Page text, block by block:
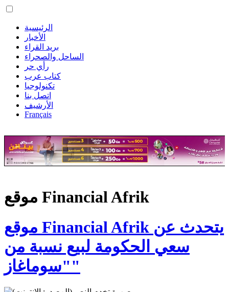
الرئيسية
الأخبار
بريد القراء
الساحل والصحراء
رأي حر
كتاب عرب
تكنولوجيا
اتصل بنا
الأرشيف
Français
موقع Financial Afrik
موقع Financial Afrik يتحدث عن
سعي الحكومة لبيع نسبة من
"سوماغاز"